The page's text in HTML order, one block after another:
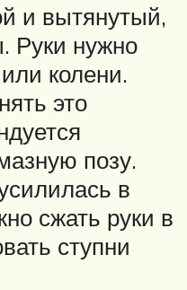
и вытянутый,
Руки нужно
колени.
это
позу.
в
сжать руки в
ступни